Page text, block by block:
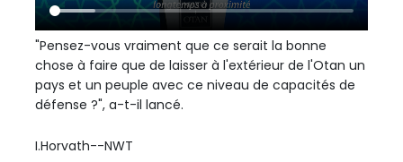
"Pensez-vous vraiment que ce serait la bonne
chose à faire que de laisser à l'extérieur de l'Otan un
pays et un peuple avec ce niveau de capacités de
défense ?", a-t-il lancé.
I.Horvath--NWT